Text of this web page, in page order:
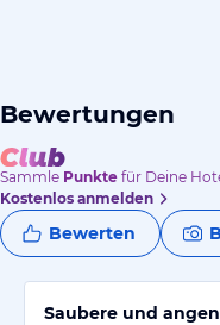
Bewertungen
Sammle Punkte für Deine
Kostenlos anmelden
Bewerten
Saubere und